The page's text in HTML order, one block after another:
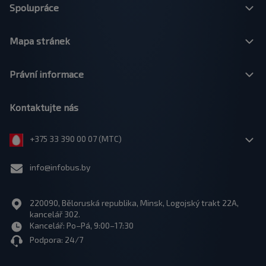
Spolupráce
Mapa stránek
Právní informace
Kontaktujte nás
+375 33 390 00 07 (МТС)
info@infobus.by
220090, Běloruská republika, Minsk, Logojský trakt 22A,
kancelář 302.
Kancelář: Po–Pá, 9:00–17:30
Podpora: 24/7